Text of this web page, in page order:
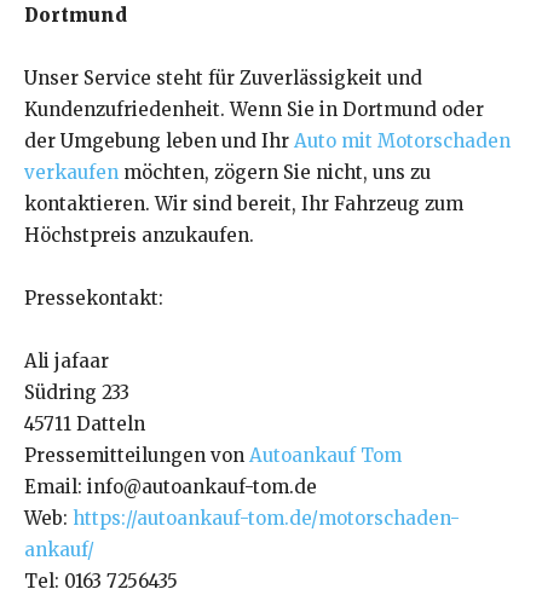
Dortmund
Unser Service steht für Zuverlässigkeit und
Kundenzufriedenheit. Wenn Sie in Dortmund oder
der Umgebung leben und Ihr Auto mit Motorschaden
verkaufen möchten, zögern Sie nicht, uns zu
kontaktieren. Wir sind bereit, Ihr Fahrzeug zum
Höchstpreis anzukaufen.
Pressekontakt:
Ali jafaar
Südring 233
45711 Datteln
Pressemitteilungen von Autoankauf Tom
Email: info@autoankauf-tom.de
Web: https://autoankauf-tom.de/motorschaden-
ankauf/
Tel: 0163 7256435